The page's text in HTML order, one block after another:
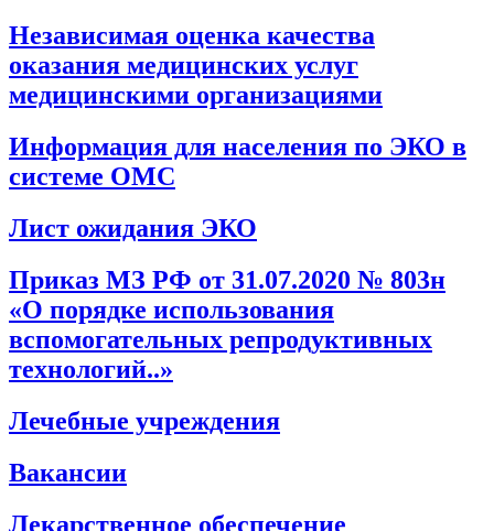
Независимая оценка качества
оказания медицинских услуг
медицинскими организациями
Информация для населения по ЭКО в
системе ОМС
Лист ожидания ЭКО
Приказ МЗ РФ от 31.07.2020 № 803н
«О порядке использования
вспомогательных репродуктивных
технологий..»
Лечебные учреждения
Вакансии
Лекарственное обеспечение